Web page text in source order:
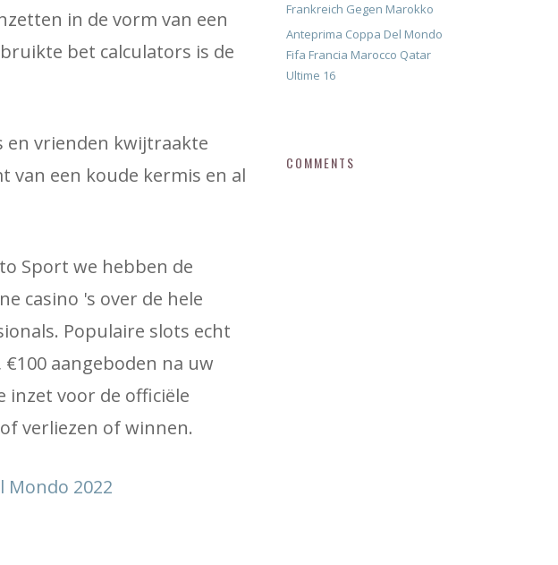
in de vorm van een
bet calculators is de
en vrienden kwijtraakte
van een koude kermis en al
Sport we hebben de
casino 's over de hele
Populaire slots echt
aangeboden na uw
inzet voor de officiële
verliezen of winnen.
Mondo 2022
Frankreich Gegen Marokko
Anteprima Coppa Del Mondo
Fifa Francia Marocco Qatar
Ultime 16
COMMENTS